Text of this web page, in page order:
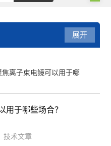
展开
焦离子束电镜可以用于哪
用于哪些场合？
技术文章